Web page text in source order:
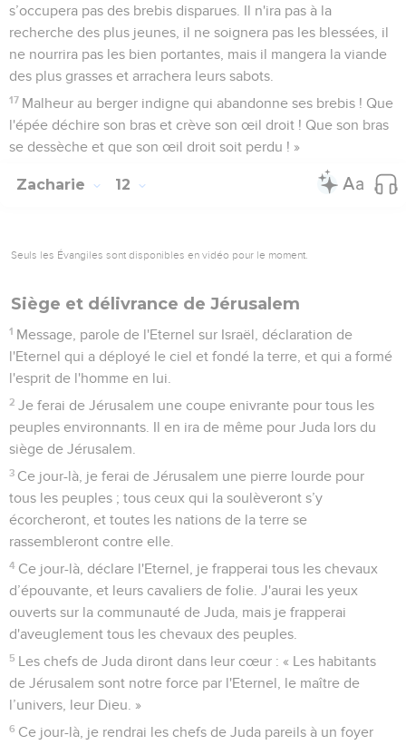
s’occupera pas des brebis disparues. Il n'ira pas à la
recherche des plus jeunes, il ne soignera pas les blessées, il
ne nourrira pas les bien portantes, mais il mangera la viande
des plus grasses et arrachera leurs sabots.
17 Malheur au berger indigne qui abandonne ses brebis ! Que
l'épée déchire son bras et crève son œil droit ! Que son bras
se dessèche et que son œil droit soit perdu ! »
Zacharie 12
Seuls les Évangiles sont disponibles en vidéo pour le moment.
Siège et délivrance de Jérusalem
1 Message, parole de l'Eternel sur Israël, déclaration de
l'Eternel qui a déployé le ciel et fondé la terre, et qui a formé
l'esprit de l'homme en lui.
2 Je ferai de Jérusalem une coupe enivrante pour tous les
peuples environnants. Il en ira de même pour Juda lors du
siège de Jérusalem.
3 Ce jour-là, je ferai de Jérusalem une pierre lourde pour
tous les peuples ; tous ceux qui la soulèveront s’y
écorcheront, et toutes les nations de la terre se
rassembleront contre elle.
4 Ce jour-là, déclare l'Eternel, je frapperai tous les chevaux
d’épouvante, et leurs cavaliers de folie. J'aurai les yeux
ouverts sur la communauté de Juda, mais je frapperai
d'aveuglement tous les chevaux des peuples.
5 Les chefs de Juda diront dans leur cœur : « Les habitants
de Jérusalem sont notre force par l'Eternel, le maître de
l’univers, leur Dieu. »
6 Ce jour-là, je rendrai les chefs de Juda pareils à un foyer